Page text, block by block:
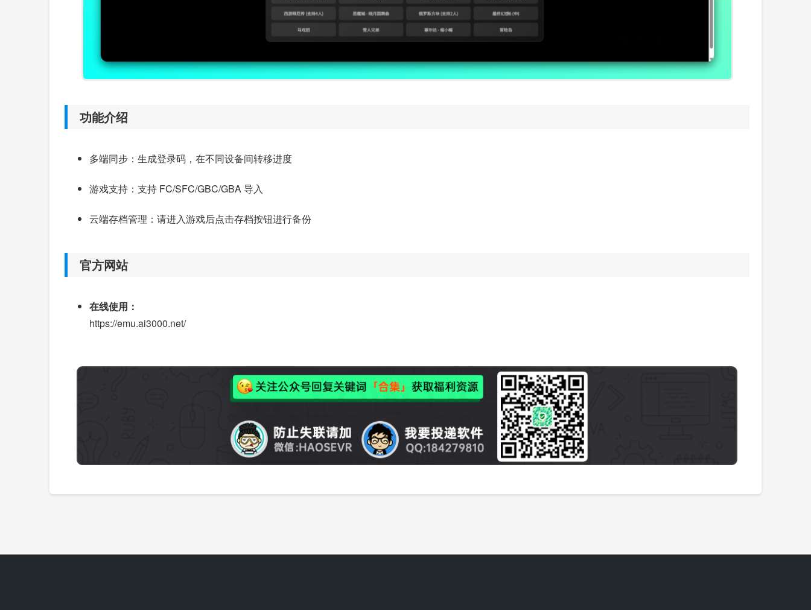
功能介绍
多端同步：生成登录码，在不同设备间转移进度
游戏支持：支持 FC/SFC/GBC/GBA 导入
云端存档管理：请进入游戏后点击存档按钮进行备份
官方网站
在线使用：
https://emu.ai3000.net/